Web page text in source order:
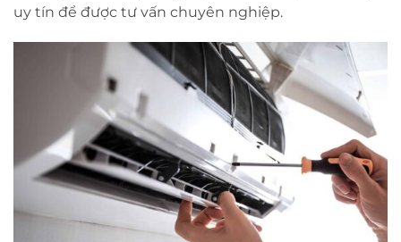
uy tín để được tư vấn chuyên nghiệp.